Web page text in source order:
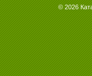
© 2026